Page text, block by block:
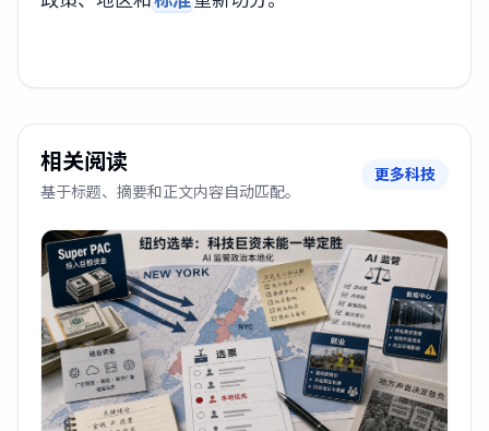
相关阅读
基于标题、摘要和正文内容自动匹配。
更多科技